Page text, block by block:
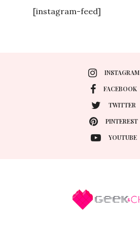
[instagram-feed]
INSTAGRAM
FACEBOOK
TWITTER
PINTEREST
YOUTUBE